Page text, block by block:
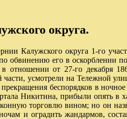
округа.
округа 1-го
обвинению его в оскорблении
в отношении от 27-го декабря
усмотрели на Тележной
беспорядков в
Никитина, прибыли опять в
торговлю вином; но он
и оградить жандармов,